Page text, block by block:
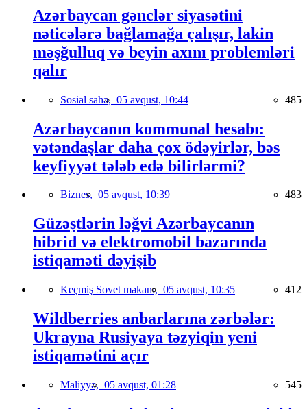
Azərbaycan gənclər siyasətini
nəticələrə bağlamağa çalışır, lakin
məşğulluq və beyin axını problemləri
qalır
Sosial sahə, 05 avqust, 10:44 485
Azərbaycanın kommunal hesabı:
vətəndaşlar daha çox ödəyirlər, bəs
keyfiyyət tələb edə bilirlərmi?
Biznes, 05 avqust, 10:39 483
Güzəştlərin ləğvi Azərbaycanın
hibrid və elektromobil bazarında
istiqaməti dəyişib
Keçmiş Sovet məkanı, 05 avqust, 10:35 412
Wildberries anbarlarına zərbələr:
Ukrayna Rusiyaya təzyiqin yeni
istiqamətini açır
Maliyyə, 05 avqust, 01:28 545